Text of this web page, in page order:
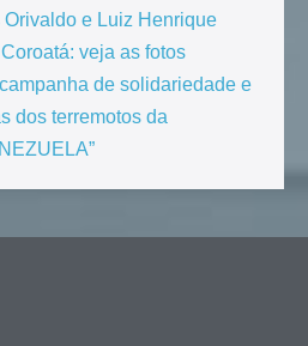
e Luiz Henrique
veja as fotos
de solidariedade e
dos terremotos da